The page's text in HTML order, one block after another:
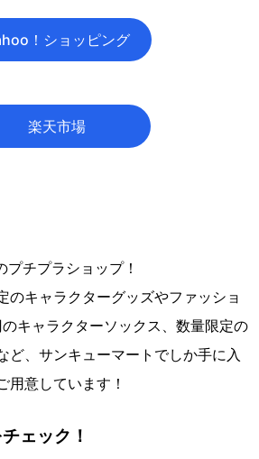
！ショッピング
天市場
チプラショップ！
のキャラクターグッズやファッショ
キャラクターソックス、数量限定の
ど、サンキューマートでしか手に入
用意しています！
ェック！